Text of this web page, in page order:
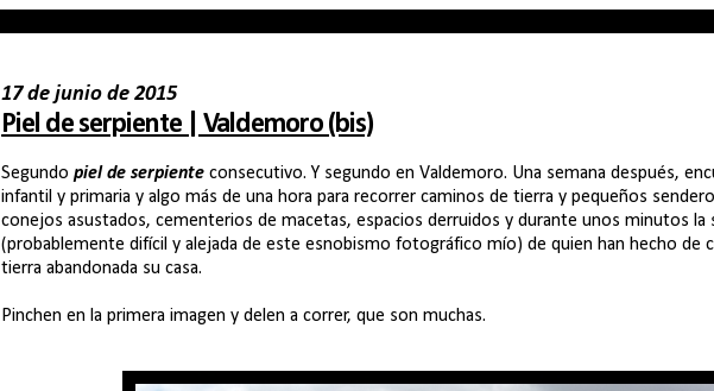
17 de junio de 2015
Piel de serpiente | Valdemoro (bis)
Segundopiel de serpienteconsecutivo. Y segundo en Valdemoro. Una semana después,
infantil y primaria y algo más de una hora para recorrer caminos de tierra y pequeños
conejos asustados, cementerios de macetas, espacios derruidos y durante unos minutos la
(probablemente difícil y alejada de este esnobismo fotográfico mío) de quien han hecho de
tierra abandonada su casa.
Pinchen en la primera imagen y delen a correr, que son muchas.